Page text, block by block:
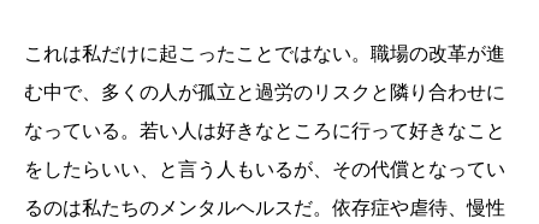
これは私だけに起こったことではない。職場の改革が進
む中で、多くの人が孤立と過労のリスクと隣り合わせに
なっている。若い人は好きなところに行って好きなこと
をしたらいい、と言う人もいるが、その代償となってい
るのは私たちのメンタルヘルスだ。依存症や虐待、慢性